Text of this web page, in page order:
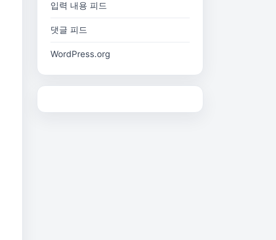
입력 내용 피드
댓글 피드
WordPress.org